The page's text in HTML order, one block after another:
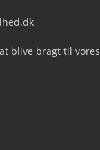
blive bragt til vores